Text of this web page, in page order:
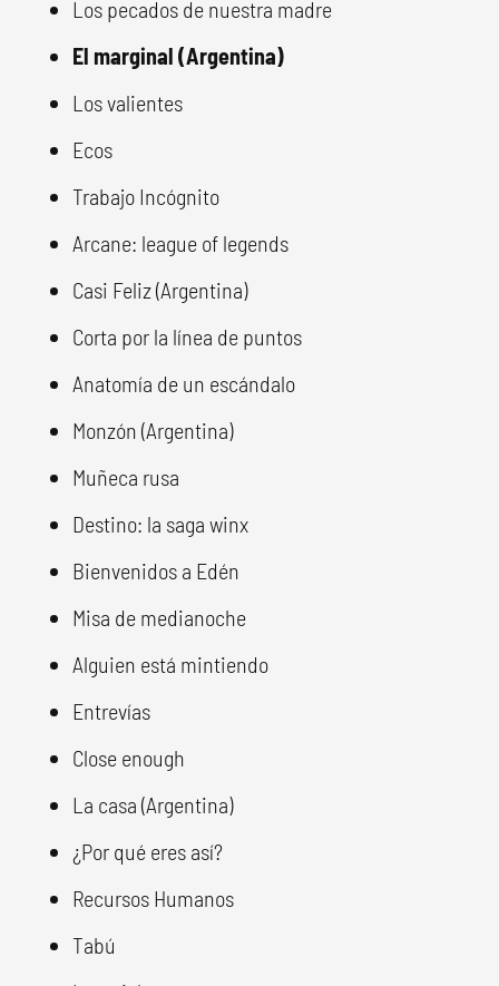
Los pecados de nuestra madre
El marginal (Argentina)
Los valientes
Ecos
Trabajo Incógnito
Arcane: league of legends
Casi Feliz (Argentina)
Corta por la línea de puntos
Anatomía de un escándalo
Monzón (Argentina)
Muñeca rusa
Destino: la saga winx
Bienvenidos a Edén
Misa de medianoche
Alguien está mintiendo
Entrevías
Close enough
La casa (Argentina)
¿Por qué eres así?
Recursos Humanos
Tabú